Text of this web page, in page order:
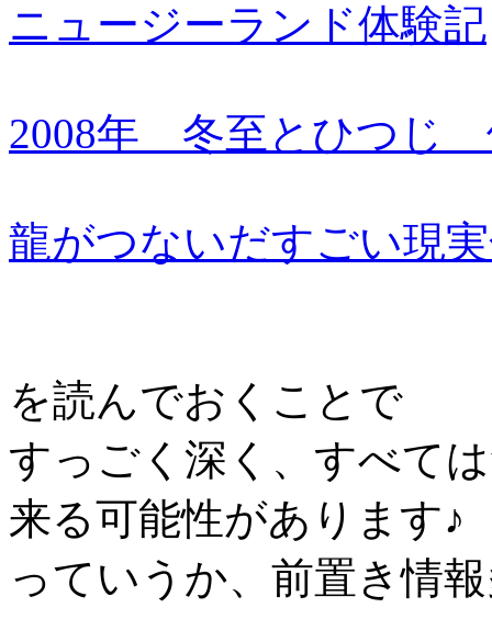
ニュージーランド体験記
2008年 冬至とひつじ
龍がつないだすごい現
を読んでおくことで
すっごく深く、すべて
来る可能性があります♪
っていうか、前置き情